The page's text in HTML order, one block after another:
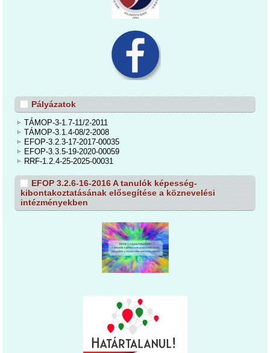
Pályázatok
TÁMOP-3-1.7-11/2-2011
TÁMOP-3.1.4-08/2-2008
EFOP-3.2.3-17-2017-00035
EFOP-3.3.5-19-2020-00059
RRF-1.2.4-25-2025-00031
EFOP 3.2.6-16-2016 A tanulók képesség-
kibontakoztatásának elősegítése a köznevelési
intézményekben